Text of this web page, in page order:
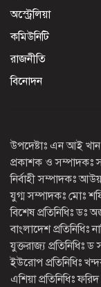
অস্ট্রেলিয়া
কমিউনিটি
রাজনীতি
বিনোদন
উপদেষ্টাঃ এন আই খান
প্রকাশক ও সম্পাদকঃ
নির্বাহী সম্পাদকঃ
যুগ্ম সম্পাদকঃ মোঃ
বিশেষ প্রতিনিধিঃ ডঃ
বাংলাদেশ প্রতিনিধিঃ
যুক্তরাজ্য প্রতিনিধিঃ
ইউরোপ প্রতিনিধিঃ
এশিয়া প্রতিনিধিঃ